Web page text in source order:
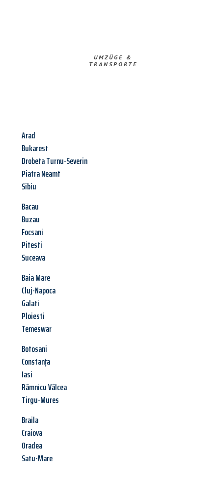
UMZÜGE &
TRANSPORTE
Arad
Bukarest
Drobeta Turnu-Severin
Piatra Neamt
Sibiu
Bacau
Buzau
Focsani
Pitesti
Suceava
Baia Mare
Cluj-Napoca
Galati
Ploiesti
Temeswar
Botosani
Constanța
Iasi
Râmnicu Vâlcea
Tirgu-Mures
Braila
Craiova
Oradea
Satu-Mare